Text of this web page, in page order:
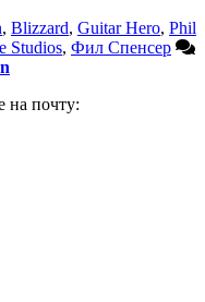
, Blizzard, Guitar Hero, Phil
Studios, Фил Спенсер
на почту: